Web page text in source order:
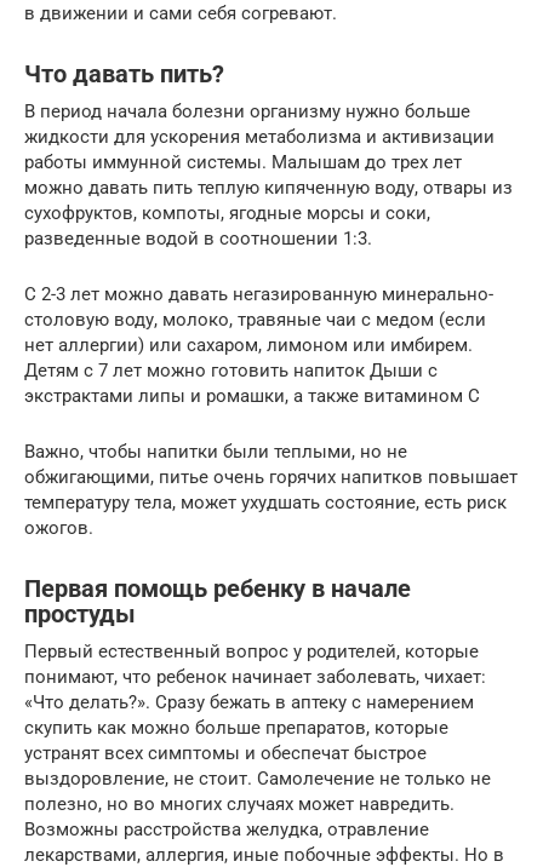
в движении и сами себя согревают.
Что давать пить?
В период начала болезни организму нужно больше
жидкости для ускорения метаболизма и активизации
работы иммунной системы. Малышам до трех лет
можно давать пить теплую кипяченную воду, отвары из
сухофруктов, компоты, ягодные морсы и соки,
разведенные водой в соотношении 1:3.
С 2-3 лет можно давать негазированную минерально-
столовую воду, молоко, травяные чаи с медом (если
нет аллергии) или сахаром, лимоном или имбирем.
Детям с 7 лет можно готовить напиток Дыши с
экстрактами липы и ромашки, а также витамином С
Важно, чтобы напитки были теплыми, но не
обжигающими, питье очень горячих напитков повышает
температуру тела, может ухудшать состояние, есть риск
ожогов.
Первая помощь ребенку в начале
простуды
Первый естественный вопрос у родителей, которые
понимают, что ребенок начинает заболевать, чихает:
«Что делать?». Сразу бежать в аптеку с намерением
скупить как можно больше препаратов, которые
устранят всех симптомы и обеспечат быстрое
выздоровление, не стоит. Самолечение не только не
полезно, но во многих случаях может навредить.
Возможны расстройства желудка, отравление
лекарствами, аллергия, иные побочные эффекты. Но в